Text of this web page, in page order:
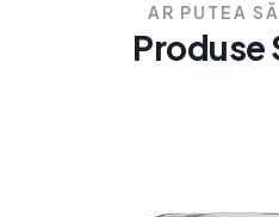
AR PUTEA
Produse